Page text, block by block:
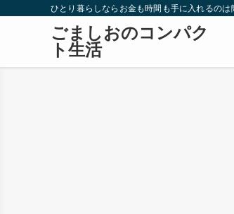
ひとり暮らしならお金も時間も手に入れるのは
ごましおのコンパク
ト生活